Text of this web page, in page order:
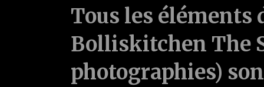
Tous les
Bolliskitchen The
photographies)